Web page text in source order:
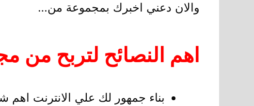
والان دعني اخبرك بمجموعة من…
اهم النصائح لتربح من
بناء جمهور لك علي الانترنت